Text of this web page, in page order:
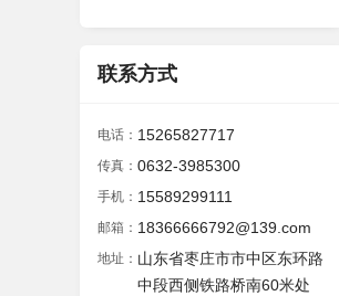
联系方式
电话： 15265827717
传真： 0632-3985300
手机： 15589299111
邮箱： 18366666792@139.com
地址： 山东省枣庄市市中区东环路
中段西侧铁路桥南60米处